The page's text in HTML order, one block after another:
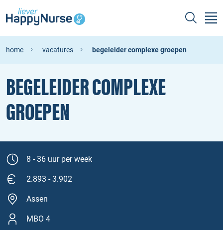
home vacatures begeleider complexe groepen
BEGELEIDER COMPLEXE
GROEPEN
8 - 36 uur per week
2.893 - 3.902
Assen
MBO 4